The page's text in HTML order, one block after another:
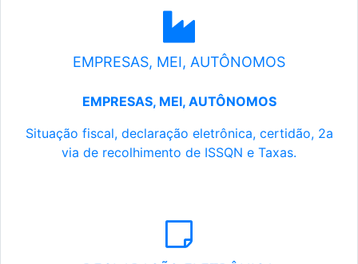
EMPRESAS, MEI, AUTÔNOMOS
EMPRESAS, MEI, AUTÔNOMOS
Situação fiscal, declaração eletrônica, certidão, 2a
via de recolhimento de ISSQN e Taxas.